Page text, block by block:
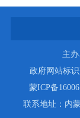
主
政府网站标
蒙ICP备
联系地址：内